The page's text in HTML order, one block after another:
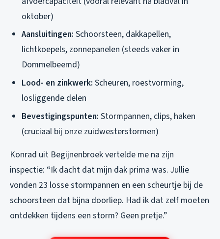
oktober)
Aansluitingen: Schoorsteen, dakkapellen,
lichtkoepels, zonnepanelen (steeds vaker in
Dommelbeemd)
Lood- en zinkwerk: Scheuren, roestvorming,
losliggende delen
Bevestigingspunten: Stormpannen, clips, haken
(cruciaal bij onze zuidwesterstormen)
Konrad uit Begijnenbroek vertelde me na zijn
inspectie: “Ik dacht dat mijn dak prima was. Jullie
vonden 23 losse stormpannen en een scheurtje bij de
schoorsteen dat bijna doorliep. Had ik dat zelf moeten
ontdekken tijdens een storm? Geen pretje.”